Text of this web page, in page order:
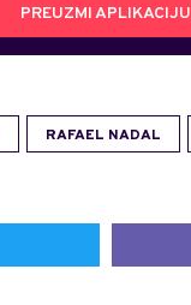
PREUZMI APLIKACIJU
RAFAEL NADAL